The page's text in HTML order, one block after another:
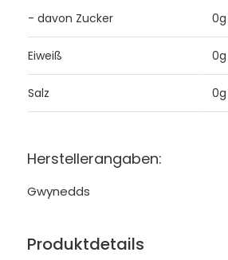
- davon Zucker 0g
Eiweiß 0g
Salz 0g
Herstellerangaben:
Gwynedds
Produktdetails